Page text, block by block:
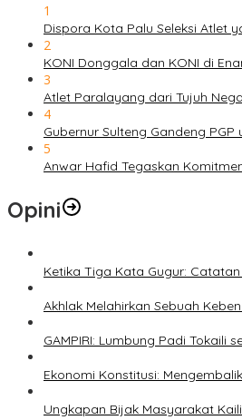
1
Dispora Kota Palu Seleksi Atlet
2
KONI Donggala dan KONI di
3
Atlet Paralayang dari Tujuh
4
Gubernur Sulteng Gandeng
5
Anwar Hafid Tegaskan
Opini
Ketika Tiga Kata Gugur:
Akhlak Melahirkan Sebuah
GAMPIRI: Lumbung Padi
Ekonomi Konstitusi:
Ungkapan Bijak Masyarakat